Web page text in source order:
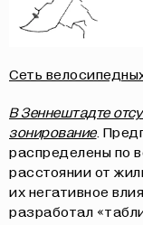
Сеть
В Зеннештадте
зонирование.
распределены по
расстоянии от
их негативное
разработал